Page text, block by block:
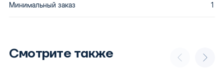
Минимальный заказ 1
Смотрите также